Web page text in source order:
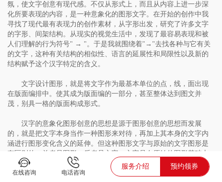
氛，使文字创意有现代感。不仅从形式上，而且从内容上进一步深
化所要表现的内容，是一种意象化的图形文字。在开始的创作中我
寻找了现代最有表现力的创作素材，从字形出发，研究了许多文字
的字形、间架结构。从现实的视觉生活中，发现了最容易表现和被
人们理解的行为符号" → "。于是我就围绕着"→"去找各种与它有关
的文字，这种有关结构的相似性、语言的延展性和局限性以及新的
结构赋予这个汉字特定的含义。
文字设计图形，就是将文字作为最基本单位的点，线，面出现
在版面编排中。使其成为版面编的一部分，甚至整体达到图文并
茂，别具一格的版面构成形式。
汉字的意象化图形创意的思想是源于图形创意的思想而发展
的，就是把文字本身当作一种图形来对待，再加上其本身的文字内
涵进行图形变化含义的延伸。但这种图形文字与原始的文字图形是
有区别的，前者是图形，后者是文字。文字是在原始的图形基础上
演变而来的，现代的文字图形又是在现有的文字基础上发展变化
的，要比原始的图形文字更具深一层的文化内涵和新的表现形式，
在线咨询 电话咨询
服务介绍 预约领券